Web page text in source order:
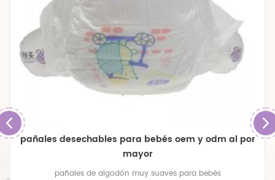
pañales desechables para bebés oem y odm al por
mayor
pañales de algodón muy suaves para bebés